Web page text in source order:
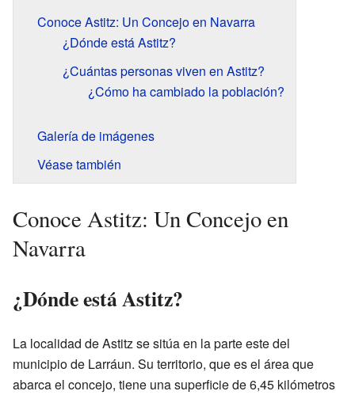
Conoce Astitz: Un Concejo en Navarra
¿Dónde está Astitz?
¿Cuántas personas viven en Astitz?
¿Cómo ha cambiado la población?
Galería de imágenes
Véase también
Conoce Astitz: Un Concejo en
Navarra
¿Dónde está Astitz?
La localidad de Astitz se sitúa en la parte este del
municipio de Larráun. Su territorio, que es el área que
abarca el concejo, tiene una superficie de 6,45 kilómetros